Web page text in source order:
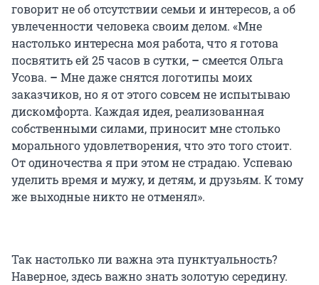
говорит не об отсутствии семьи и интересов, а об
увлеченности человека своим делом. «Мне
настолько интересна моя работа, что я готова
посвятить ей 25 часов в сутки, – смеется Ольга
Усова. – Мне даже снятся логотипы моих
заказчиков, но я от этого совсем не испытываю
дискомфорта. Каждая идея, реализованная
собственными силами, приносит мне столько
морального удовлетворения, что это того стоит.
От одиночества я при этом не страдаю. Успеваю
уделить время и мужу, и детям, и друзьям. К тому
же выходные никто не отменял».
Так настолько ли важна эта пунктуальность?
Наверное, здесь важно знать золотую середину.